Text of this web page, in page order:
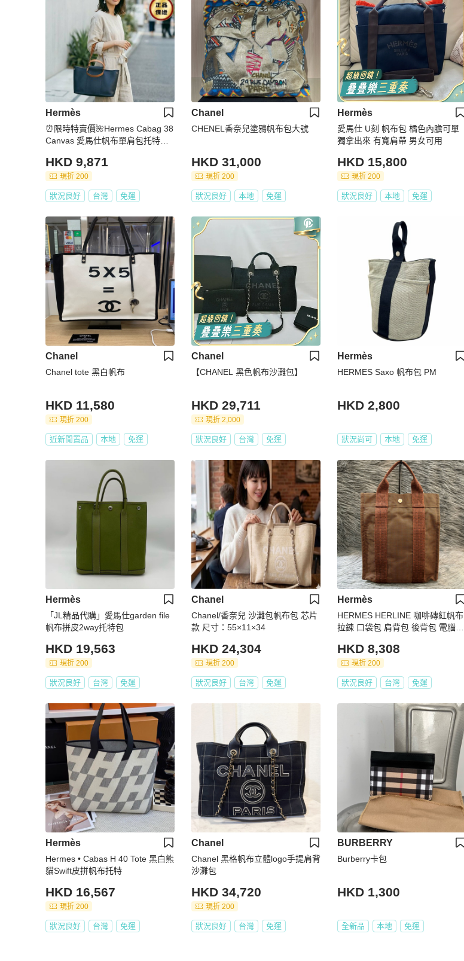
Hermès
⏰限時特賣價🌺Hermes Cabag 38
Canvas 愛馬仕帆布單肩包托特包
HKD 9,871
現折 200
狀況良好 台灣 免運
Chanel
CHENEL香奈兒塗鴉帆布包大號
HKD 31,000
現折 200
狀況良好 本地 免運
Hermès
愛馬仕 U刻 帆布包 橘色內膽可單
獨拿出來 有寬肩帶 男女可用
HKD 15,800
現折 200
狀況良好 本地 免運
Chanel
Chanel tote 黑白帆布
HKD 11,580
現折 200
近新閒置品 本地 免運
Chanel
【CHANEL 黑色帆布沙灘包】
HKD 29,711
現折 2,000
狀況良好 台灣 免運
Hermès
HERMES Saxo 帆布包 PM
HKD 2,800
狀況尚可 本地 免運
Hermès
「JL精品代購」愛馬仕garden file
帆布拼皮2way托特包
HKD 19,563
現折 200
狀況良好 台灣 免運
Chanel
Chanel/香奈兒 沙灘包帆布包 芯片
款 尺寸：55×11×34
HKD 24,304
現折 200
狀況良好 台灣 免運
Hermès
HERMES HERLINE 咖啡磚紅帆布
拉鍊 口袋包 肩背包 後背包 電腦包
HKD 8,308
現折 200
狀況良好 台灣 免運
Hermès
Hermes • Cabas H 40 Tote 黑白熊
貓Swift皮拼帆布托特
HKD 16,567
現折 200
狀況良好 台灣 免運
Chanel
Chanel 黑格帆布立體logo手提肩背
沙灘包
HKD 34,720
現折 200
狀況良好 台灣 免運
BURBERRY
Burberry卡包
HKD 1,300
全新品 本地 免運